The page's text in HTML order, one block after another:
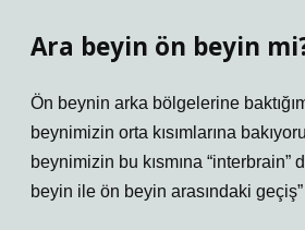
Ara beyin ön beyin
Ön beynin arka bölgelerine
beynimizin orta kısımlarına
beynimizin bu kısmına “interbrain”
beyin ile ön beyin arasındaki